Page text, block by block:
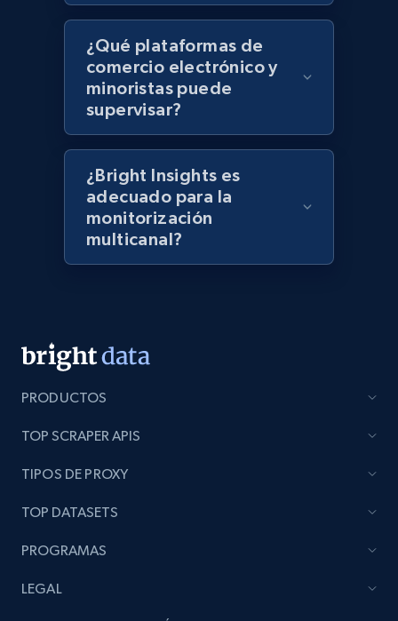
Lazada - Products - Discover products by
category URL or brand URL
URL, Title, Rating, Reviews, Initial price, Final
price, Currency, Stock, and more.
991+ 164+ Comenzar ahora
Lazada - Products - Discover products by
991+
brand URL
URL, Title, Rating, Reviews, Initial price, Final
¿Qué plataformas de
comercio electrónico y
minoristas puede
supervisar?
¿Bright Insights es
adecuado para la
monitorización
multicanal?
PRODUCTOS
TOP SCRAPER APIS
TIPOS DE PROXY
TOP DATASETS
PROGRAMAS
LEGAL